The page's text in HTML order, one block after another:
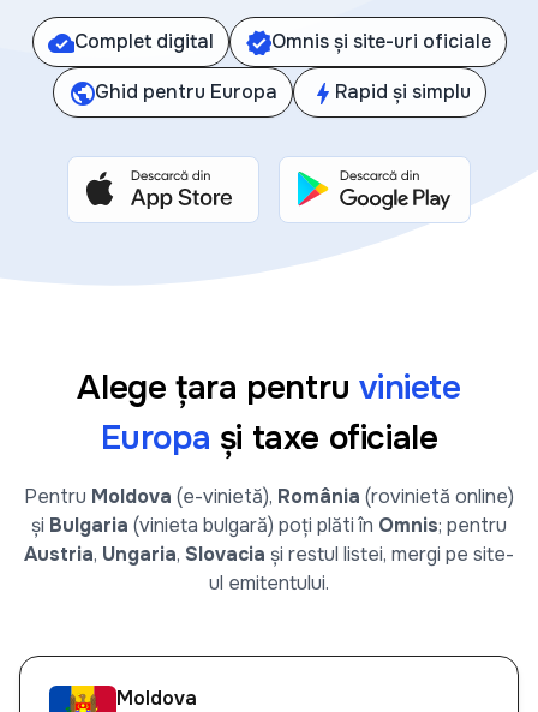
cloud_doneComplet digital verifiedOmnis și site-uri oficiale
publicGhid pentru Europa boltRapid și simplu
Alege țara pentruviniete
Europa și taxe oficiale
Pentru Moldova (e-vinietă), România (rovinietă online)
și Bulgaria (vinieta bulgară) poți plăti în Omnis; pentru
Austria, Ungaria, Slovacia și restul listei, mergi pe site-
ul emitentului.
Moldova